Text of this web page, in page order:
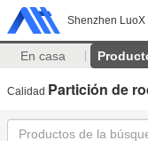
Shenzhen LuoX
En casa
Calidad Partición de